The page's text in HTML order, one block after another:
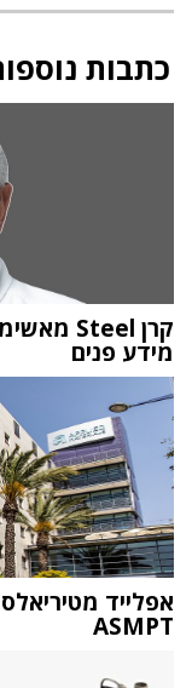
כתבות
מידע פנים
ASMPT